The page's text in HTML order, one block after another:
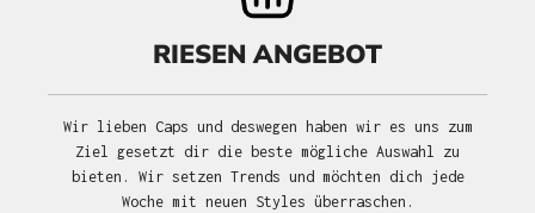
RIESEN ANGEBOT
Wir lieben Caps und deswegen haben wir es uns zum
Ziel gesetzt dir die beste mögliche Auswahl zu
bieten. Wir setzen Trends und möchten dich jede
Woche mit neuen Styles überraschen.